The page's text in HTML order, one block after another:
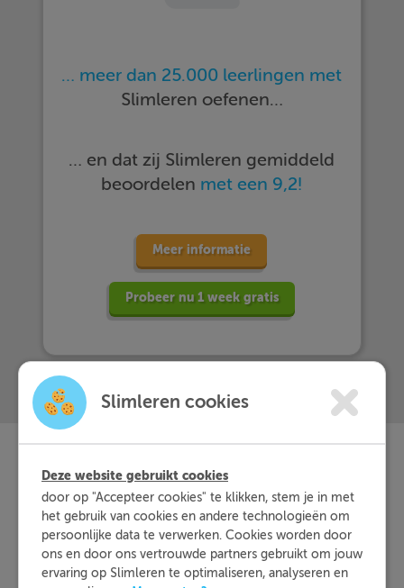
… meer dan 25.000 leerlingen met
Slimleren oefenen…
… en dat zij Slimleren gemiddeld
beoordelen met een 9,2!
Meer informatie
Probeer nu 1 week gratis
Wat isSlimlerennou
eigenlijk?
Met Slimleren oefen je online voor de vakken
Slimleren cookies
Deze website gebruikt cookies
door op "Accepteer cookies" te klikken, stem je in met
het gebruik van cookies en andere technologieën om
persoonlijke data te verwerken. Cookies worden door
ons en door ons vertrouwde partners gebruikt om jouw
ervaring op Slimleren te optimaliseren, analyseren en